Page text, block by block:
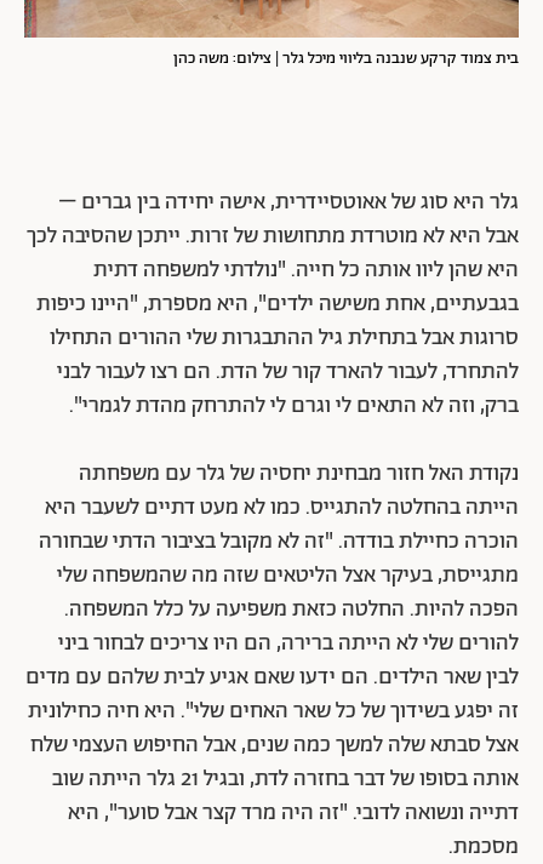
בית צמוד קרקע שנבנה בליווי מיכל גלר | צילום: משה כהן
גלר היא סוג של אאוטסיידרית, אישה יחידה בין גברים –
אבל היא לא מוטרדת מתחושות של זרות. ייתכן שהסיבה לכך
היא שהן ליוו אותה כל חייה. "נולדתי למשפחה דתית
בגבעתיים, אחת משישה ילדים", היא מספרת, "היינו כיפות
סרוגות אבל בתחילת גיל ההתבגרות שלי ההורים התחילו
להתחרד, לעבור להארד קור של הדת. הם רצו לעבור לבני
ברק, וזה לא התאים לי וגרם לי להתרחק מהדת לגמרי".
נקודת האל חזור מבחינת יחסיה של גלר עם משפחתה
הייתה בהחלטה להתגייס. כמו לא מעט דתיים לשעבר היא
הוכרה כחיילת בודדה. "זה לא מקובל בציבור הדתי שבחורה
מתגייסת, בעיקר אצל הליטאים שזה מה שהמשפחה שלי
הפכה להיות. החלטה כזאת משפיעה על כלל המשפחה.
להורים שלי לא הייתה ברירה, הם היו צריכים לבחור ביני
לבין שאר הילדים. הם ידעו שאם אגיע לבית שלהם עם מדים
זה יפגע בשידוך של כל שאר האחים שלי". היא חיה כחילונית
אצל סבתא שלה למשך כמה שנים, אבל החיפוש העצמי שלח
אותה בסופו של דבר בחזרה לדת, ובגיל 21 גלר הייתה שוב
דתייה ונשואה לדובי. "זה היה מרד קצר אבל סוער", היא
מסכמת.